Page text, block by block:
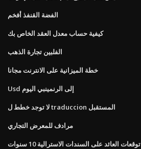
الفضة القنفذ أفخم
كيفية حساب معدل العقد الخاص بك
الفلبين تجارة الذهب
خطة الميزانية على الانترنت مجانا
Usd إلى الرنمينبي اليوم
لا توجد خطط ل traduccion المستقبل
مرادف للمعرض التجاري
توقعات العائد على السندات الاسترالية 10 سنوات